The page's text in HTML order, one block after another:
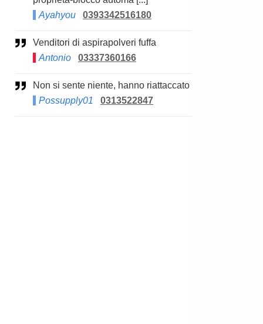
Ayahyou
0393342516180
Venditori di aspirapolveri fuffa
Antonio
03337360166
Non si sente niente, hanno riattaccato
Possupply01
0313522847